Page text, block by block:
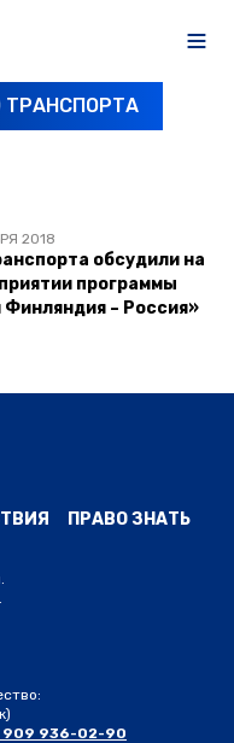
ТРАНСПОРТА
2018
обсудили на
программы
– Россия»
ПРАВО ЗНАТЬ
909 936-02-90